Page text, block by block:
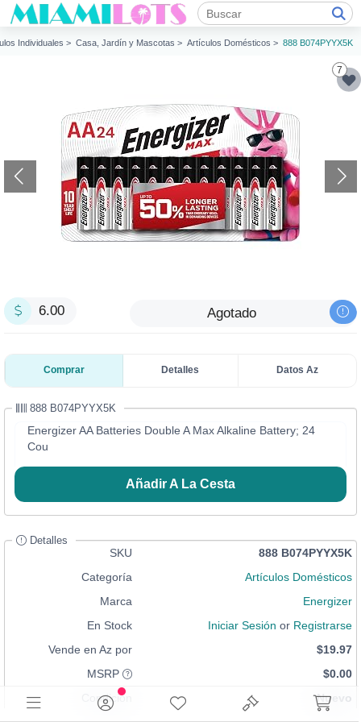
Individuales > Casa, Jardín y Mascotas > Artículos Domésticos > 888 B074PYYX5K
7
6.00 Agotado
Comprar Detalles Datos Az
888 B074PYYX5K
Energizer AA Batteries Double A Max Alkaline Battery; 24
Cou
Añadir A La Cesta
Detalles
SKU
888 B074PYYX5K
Categoría
Artículos Domésticos
Marca
Energizer
En Stock
Iniciar Sesión or Registrarse
Vende en Az por
$19.97
MSRP
$0.00
Condición
Nuevo